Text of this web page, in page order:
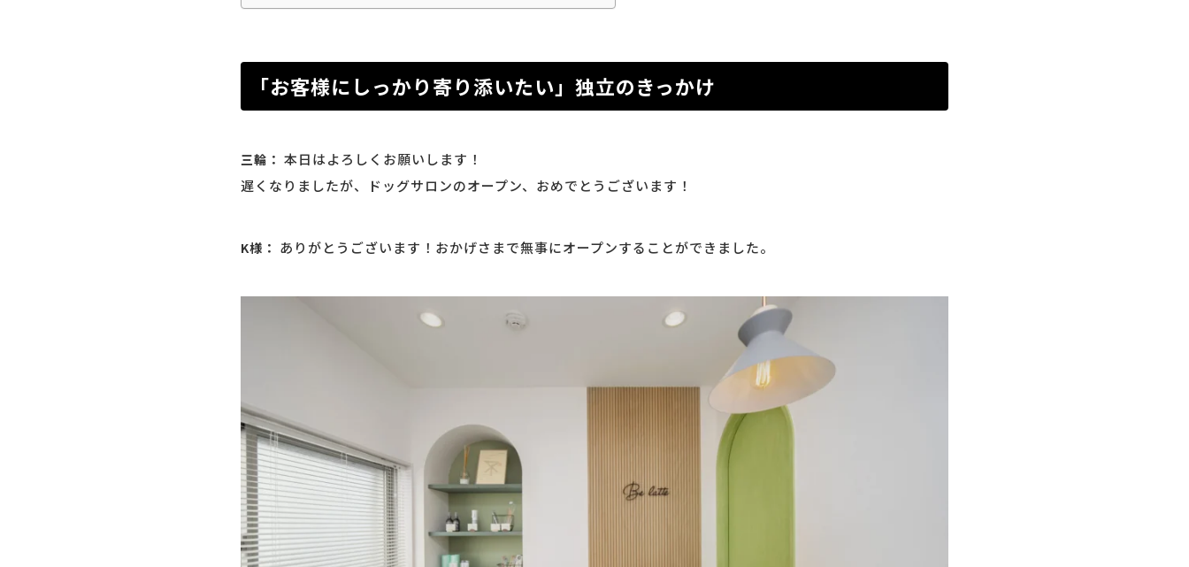
「お客様にしっかり寄り添いたい」独立のきっかけ
三輪： 本日はよろしくお願いします！
遅くなりましたが、ドッグサロンのオープン、おめでとうございます！
K様： ありがとうございます！おかげさまで無事にオープンすることができました。